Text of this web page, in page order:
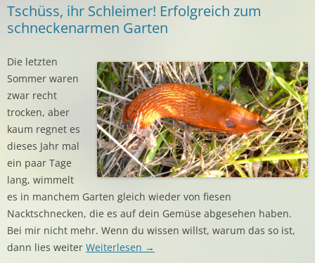
Tschüss, ihr Schleimer! Erfolgreich zum
schneckenarmen Garten
Die letzten
Sommer waren
zwar recht
trocken, aber
kaum regnet es
dieses Jahr mal
ein paar Tage
lang, wimmelt
es in manchem Garten gleich wieder von fiesen
Nacktschnecken, die es auf dein Gemüse abgesehen haben.
Bei mir nicht mehr. Wenn du wissen willst, warum das so ist,
dann lies weiter Weiterlesen →